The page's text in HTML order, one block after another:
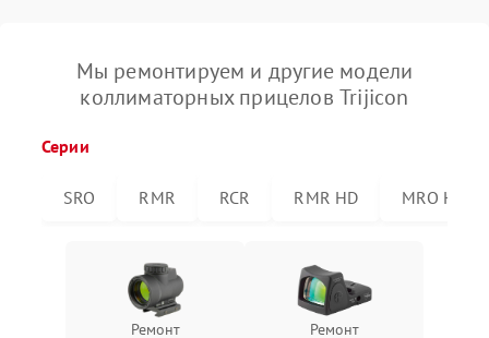
Мы ремонтируем и другие модели
коллиматорных прицелов Trijicon
Серии
SRO RMR RCR RMR HD MRO HD
Ремонт
Ремонт